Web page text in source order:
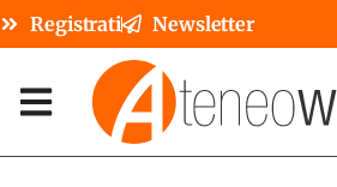
Registrati Newsletter